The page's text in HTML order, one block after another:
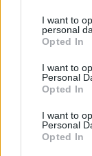
not limited to
grant or deny
use your data
consent section.
I want to
personal
Opted In
I want to
Personal
Opted In
I want to
Personal
Opted In